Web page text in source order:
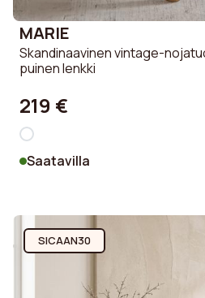
MARIE
Skandinaavinen vintage-
puinen lenkki
219 €
Saatavilla
SICAAN30